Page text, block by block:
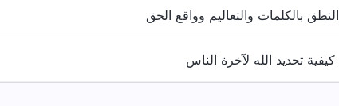
بالكلمات والتعاليم وواقع الحق
تحديد الله لآخرة الناس